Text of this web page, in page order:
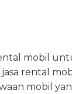
mobil
rental
mobil